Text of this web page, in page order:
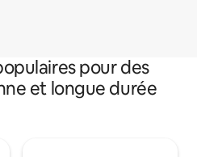
pour des
et longue durée